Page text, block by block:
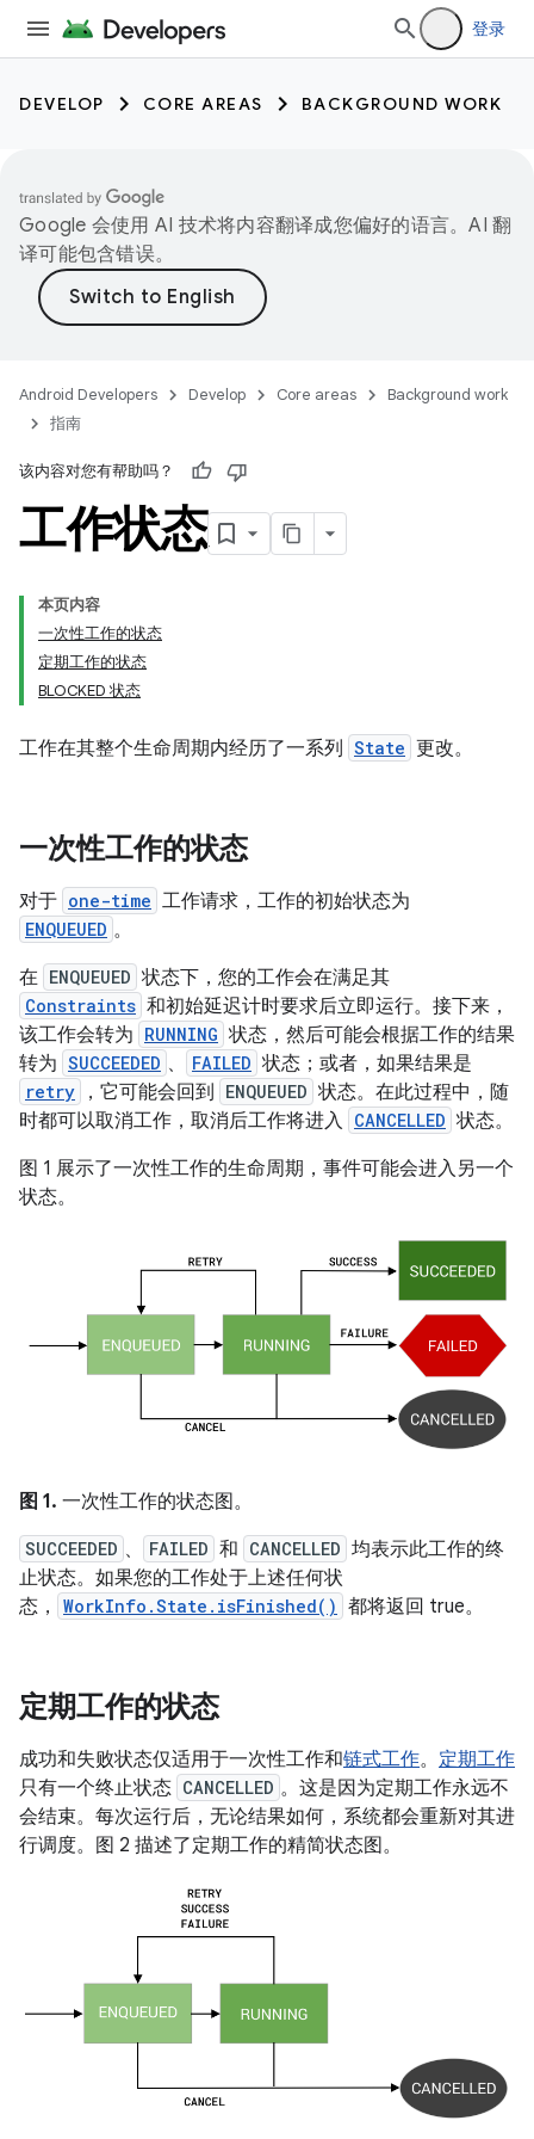
登录
DEVELOP CORE AREAS BACKGROUND WORK
Google 会使用 AI 技术将内容翻译成您偏好的语言。AI 翻
译可能包含错误。
Android Developers Develop Core areas
Background work
指南
该内容对您有帮助吗？
工作状态
本页内容
一次性工作的状态
定期工作的状态
BLOCKED 状态
工作在其整个生命周期内经历了一系列 State 更改。
一次性工作的状态
对于 one-time 工作请求，工作的初始状态为
ENQUEUED 。
在 ENQUEUED 状态下，您的工作会在满足其
Constraints 和初始延迟计时要求后立即运行。接下来，
该工作会转为 RUNNING 状态，然后可能会根据工作的结果
转为 SUCCEEDED 、 FAILED 状态；或者，如果结果是
retry ，它可能会回到 ENQUEUED 状态。在此过程中，随
时都可以取消工作，取消后工作将进入 CANCELLED 状态。
图 1 展示了一次性工作的生命周期，事件可能会进入另一个
状态。
图 1. 一次性工作的状态图。
SUCCEEDED 、 FAILED 和 CANCELLED 均表示此工作的终
止状态。如果您的工作处于上述任何状
态，
WorkInfo.State.isFinished() 都将返回 true。
定期工作的状态
成功和失败状态仅适用于一次性工作和链式工作。 定期工作
只有一个终止状态 CANCELLED 。这是因为定期工作永远不
会结束。每次运行后，无论结果如何，系统都会重新对其进
行调度。图 2 描述了定期工作的精简状态图。